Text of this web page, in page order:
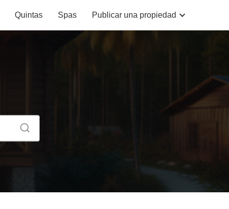
Quintas Spas Publicar una propiedad